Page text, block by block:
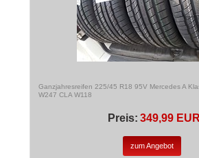
Ganzjahresreifen 225/45 R18 95V Mercedes A
W247 CLA W118
Preis: 349,99 EUR
zum Angebot